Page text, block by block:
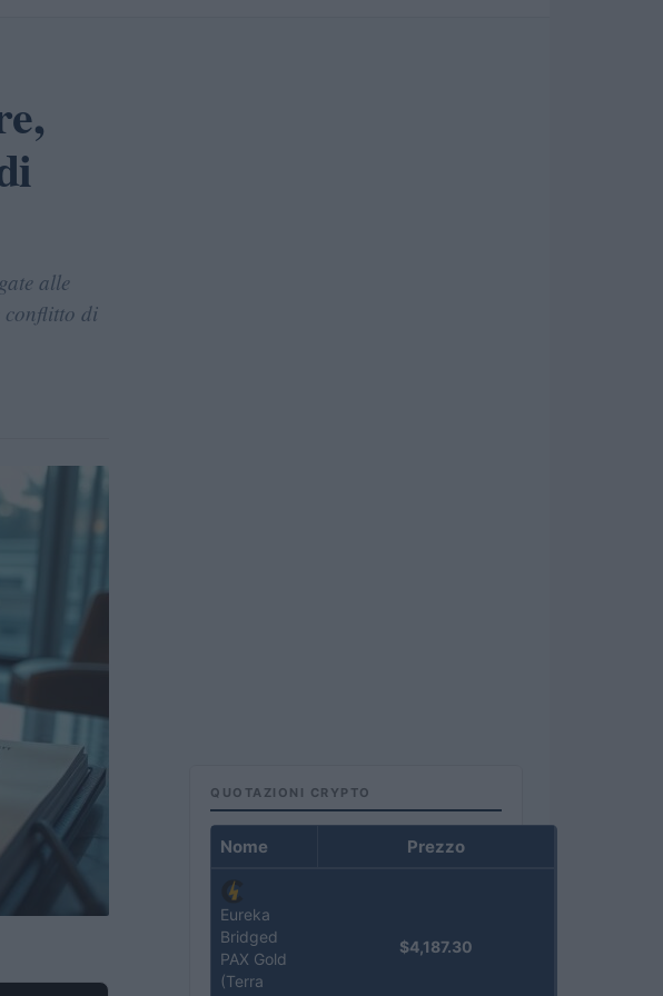
alle
conflitto di
QUOTAZIONI CRYPTO
Nome Prezzo
Eureka
Bridged
PAX Gold
(Terra
$4,187.30